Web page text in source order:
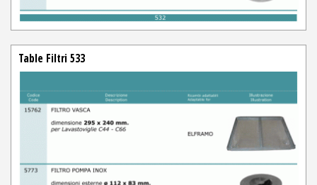
Table Filtri 533